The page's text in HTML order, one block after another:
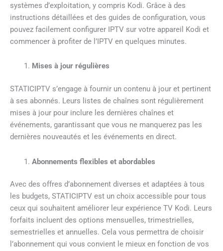
systèmes d’exploitation, y compris Kodi. Grâce à des
instructions détaillées et des guides de configuration, vous
pouvez facilement configurer IPTV sur votre appareil Kodi et
commencer à profiter de l’IPTV en quelques minutes.
Mises à jour régulières
STATICIPTV s’engage à fournir un contenu à jour et pertinent
à ses abonnés. Leurs listes de chaînes sont régulièrement
mises à jour pour inclure les dernières chaînes et
événements, garantissant que vous ne manquerez pas les
dernières nouveautés et les événements en direct.
Abonnements flexibles et abordables
Avec des offres d’abonnement diverses et adaptées à tous
les budgets, STATICIPTV est un choix accessible pour tous
ceux qui souhaitent améliorer leur expérience TV Kodi. Leurs
forfaits incluent des options mensuelles, trimestrielles,
semestrielles et annuelles. Cela vous permettra de choisir
l’abonnement qui vous convient le mieux en fonction de vos